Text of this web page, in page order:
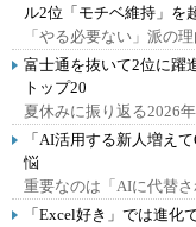
ル2位「モチベ維持」を
「やる必要ない」派の理
富士通を抜いて2位に
トップ20
夏休みに振り返る2026
「AI活用する新人増え
悩
重要なのは「AIに代替
「Excel好き」では進化